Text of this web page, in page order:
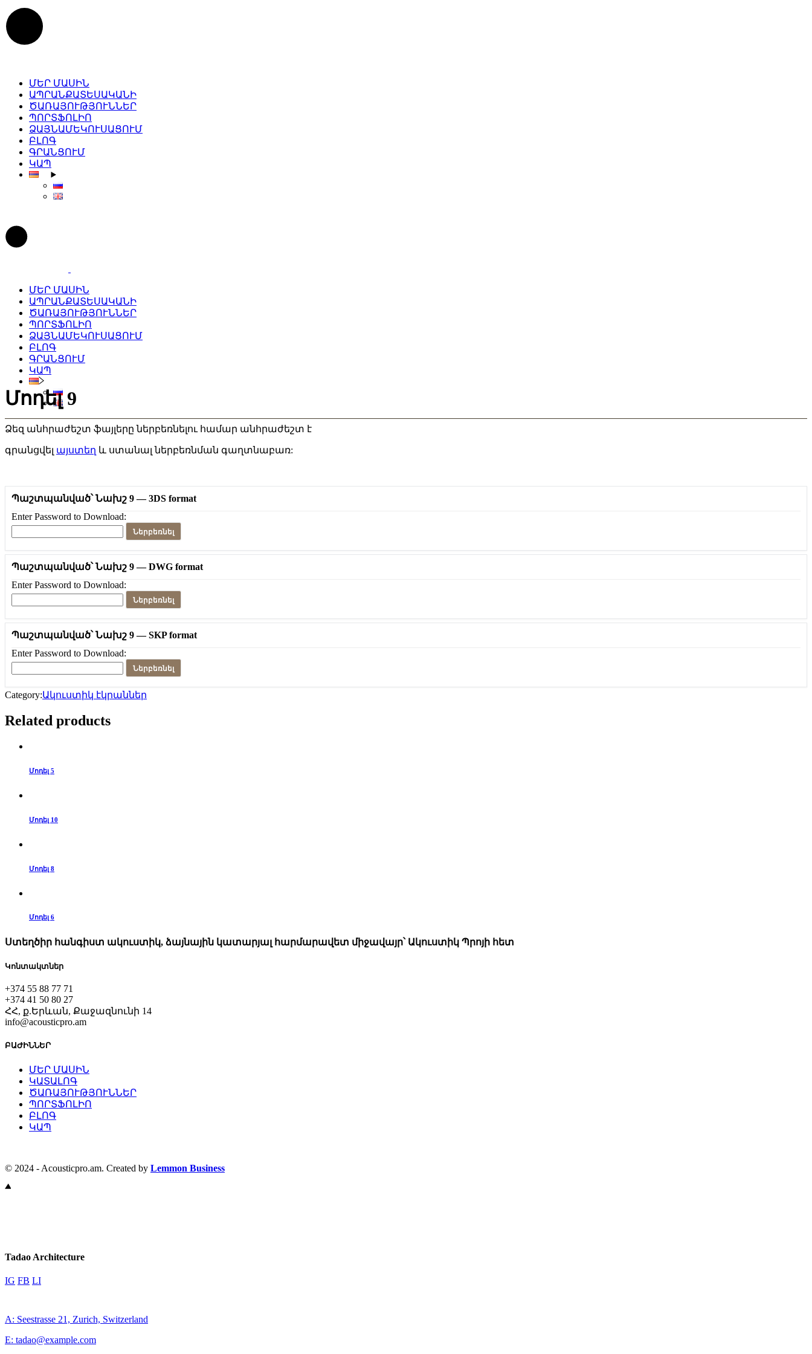
Skip
to
the
content
ՄԵՐ ՄԱՍԻՆ
ԱՊՐԱՆՔԱՏԵՍԱԿԱՆԻ
ԾԱՌԱՅՈՒԹՅՈՒՆՆԵՐ
ՊՈՐՏՖՈԼԻՈ
ՁԱՅՆԱՄԵԿՈՒՍԱՑՈՒՄ
ԲԼՈԳ
ԳՐԱՆՑՈՒՄ
ԿԱՊ
ՄԵՐ ՄԱՍԻՆ
ԱՊՐԱՆՔԱՏԵՍԱԿԱՆԻ
ԾԱՌԱՅՈՒԹՅՈՒՆՆԵՐ
ՊՈՐՏՖՈԼԻՈ
ՁԱՅՆԱՄԵԿՈՒՍԱՑՈՒՄ
ԲԼՈԳ
ԳՐԱՆՑՈՒՄ
ԿԱՊ
Մոդել 9
Ձեզ անհրաժեշտ ֆայլերը ներբեռնելու համար անհրաժեշտ է
գրանցվել այստեղ և ստանալ ներբեռնման գաղտնաբառ:
Պաշտպանված՝ Նախշ 9 — 3DS format
Enter Password to Download:
Ներբեռնել
Պաշտպանված՝ Նախշ 9 — DWG format
Enter Password to Download:
Ներբեռնել
Պաշտպանված՝ Նախշ 9 — SKP format
Enter Password to Download:
Ներբեռնել
Category:Ակուստիկ էկրաններ
Related products
Մոդել 5
Մոդել 10
Մոդել 8
Մոդել 6
Ստեղծիր հանգիստ ակուստիկ, ձայնային կատարյալ հարմարավետ միջավայր՝ Ակուստիկ Պրոյի հետ
Կոնտակտներ
+374 55 88 77 71
+374 41 50 80 27
ՀՀ, ք.Երևան, Քաջազնունի 14
info@acousticpro.am
ԲԱԺԻՆՆԵՐ
ՄԵՐ ՄԱՍԻՆ
ԿԱՏԱԼՈԳ
ԾԱՌԱՅՈՒԹՅՈՒՆՆԵՐ
ՊՈՐՏՖՈԼԻՈ
ԲԼՈԳ
ԿԱՊ
© 2024 - Acousticpro.am. Created by Lemmon Business
Tadao Architecture
IG FB LI
A: Seestrasse 21, Zurich, Switzerland
E: tadao@example.com